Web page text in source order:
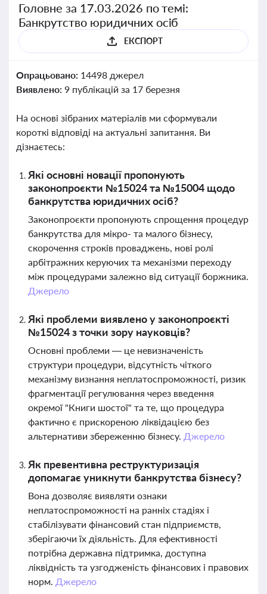
Головне за 17.03.2026 по темі:
Банкрутство юридичних осіб
ЕКСПОРТ
Опрацьовано: 14498 джерел
Виявлено: 9 публікацій за 17 березня
На основі зібраних матеріалів ми сформували
короткі відповіді на актуальні запитання. Ви
дізнаєтесь:
Які основні новації пропонують
законопроєкти №15024 та №15004 щодо
банкрутства юридичних осіб?
Законопроєкти пропонують спрощення процедур
банкрутства для мікро- та малого бізнесу,
скорочення строків проваджень, нові ролі
арбітражних керуючих та механізми переходу
між процедурами залежно від ситуації боржника.
Джерело
Які проблеми виявлено у законопроєкті
№15024 з точки зору науковців?
Основні проблеми — це невизначеність
структури процедури, відсутність чіткого
механізму визнання неплатоспроможності, ризик
фрагментації регулювання через введення
окремої "Книги шостої" та те, що процедура
фактично є прискореною ліквідацією без
альтернативи збереженню бізнесу. Джерело
Як превентивна реструктуризація
допомагає уникнути банкрутства бізнесу?
Вона дозволяє виявляти ознаки
неплатоспроможності на ранніх стадіях і
стабілізувати фінансовий стан підприємств,
зберігаючи їх діяльність. Для ефективності
потрібна державна підтримка, доступна
ліквідність та узгодженість фінансових і правових
норм. Джерело